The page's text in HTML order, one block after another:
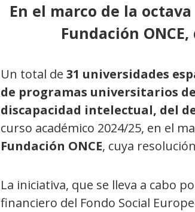
En el marco de la
Fundación
Un total de 31 universidades
de programas universitarios
discapacidad intelectual, del
curso académico 2024/25, en el
Fundación ONCE, cuya
La iniciativa, que se lleva a cabo
financiero del Fondo Social